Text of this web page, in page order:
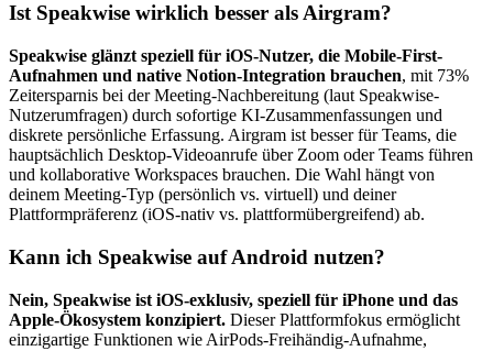
Ist Speakwise wirklich besser als Airgram?
Speakwise glänzt speziell für iOS-Nutzer, die Mobile-First-
Aufnahmen und native Notion-Integration brauchen, mit 73%
Zeitersparnis bei der Meeting-Nachbereitung (laut Speakwise-
Nutzerumfragen) durch sofortige KI-Zusammenfassungen und
diskrete persönliche Erfassung. Airgram ist besser für Teams, die
hauptsächlich Desktop-Videoanrufe über Zoom oder Teams führen
und kollaborative Workspaces brauchen. Die Wahl hängt von
deinem Meeting-Typ (persönlich vs. virtuell) und deiner
Plattformpräferenz (iOS-nativ vs. plattformübergreifend) ab.
Kann ich Speakwise auf Android nutzen?
Nein, Speakwise ist iOS-exklusiv, speziell für iPhone und das
Apple-Ökosystem konzipiert. Dieser Plattformfokus ermöglicht
einzigartige Funktionen wie AirPods-Freihändig-Aufnahme,